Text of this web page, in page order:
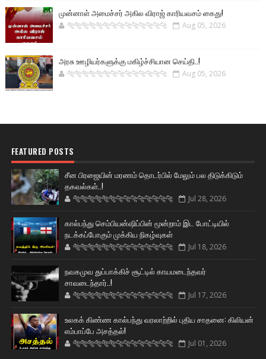
முன்னாள் அமைச்சர் அகில விராஜ் காரியவசம் கைது!
🐅🐅🐅🐅🐅🐅🐆🐆🐆🐆🐆🐆🐆🐆 Aug 05, 2026
அரசு ஊழியர்களுக்கு மகிழ்ச்சியான செய்தி..!
🐅🐅🐅🐅🐅🐅🐆🐆🐆🐆🐆🐆🐆🐆 Aug 05, 2026
FEATURED POSTS
சீன பிரஜையின் மரணம் தொடர்பில் மேலும் பல திடுக்கிடும்
தகவல்கள்..!
🐅🐅🐅🐅🐅🐅🐆🐆🐆🐆🐆🐆🐆🐆 Jul 28, 2026
கால்பந்து செம்பியன்ஷிப்பின் மூன்றாம் இட போட்டியில்
நடக்கப்போகும் முக்கிய நிகழ்வுகள்
🐅🐅🐅🐅🐅🐅🐆🐆🐆🐆🐆🐆🐆🐆 Jul 18, 2026
நவகமுவ துப்பாக்கிச் சூட்டில் காயமடைந்தவர்
சாவடைந்தார்..!
🐅🐅🐅🐅🐅🐅🐆🐆🐆🐆🐆🐆🐆🐆 Jul 17, 2026
உலகக் கிண்ண கால்பந்து வரலாற்றில் புதிய சாதனை: கிலியன்
எம்பாப்பே அசத்தல்!
🐅🐅🐅🐅🐅🐅🐆🐆🐆🐆🐆🐆🐆🐆 Jul 01, 2026